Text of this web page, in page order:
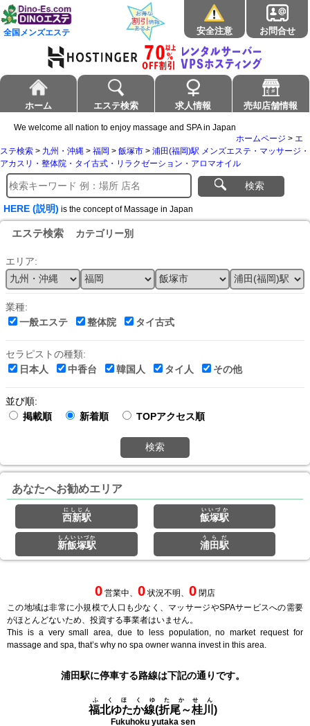
全国メンズエステ 安全注意 お問合せ
ホーム エステ検索 求人情報 売却店舗情報
We welcome all nation to enjoy massage and SPA in Japan
ホームページ > エ
ステ検索 > 九州・沖縄 > 福岡 > 飯塚市 > 浦田(福岡)駅 メンズエステ・マッサージ・
アカスリ・整体院・タイ古式・リラクゼーション・アロマオイル
検索
HERE (説明) is the concept of Massage in Japan
エステ検索 カテゴリー別
エリア:
業種:
一般エステ
整体院 タイ古式
セラピストの種類:
日本人
中香台 韓国人 タイ人 その他
並び順:
掲載順
新着順 TOPアクセス順
検索
あなたへお勧めエリア
西新駅
にしじん
飯塚駅
いいづか
新飯塚駅
しんいいづか
浦田駅
うらだ
0 営業中、 0 状況不明、 0 閉店
この地域は非常に小規模で人口も少なく、マッサージやSPAサービスへの需要
がほとんどないため、投資する事業者はいません。
This is a very small area, due to less population, no market request for
massage and spa, that’s why no spa owner wanna invest in this area.
浦田駅に停車する路線は下記の通りです。
福北ゆたか線(折尾～桂川)
ふくほくゆたかせん
Fukuhoku yutaka sen